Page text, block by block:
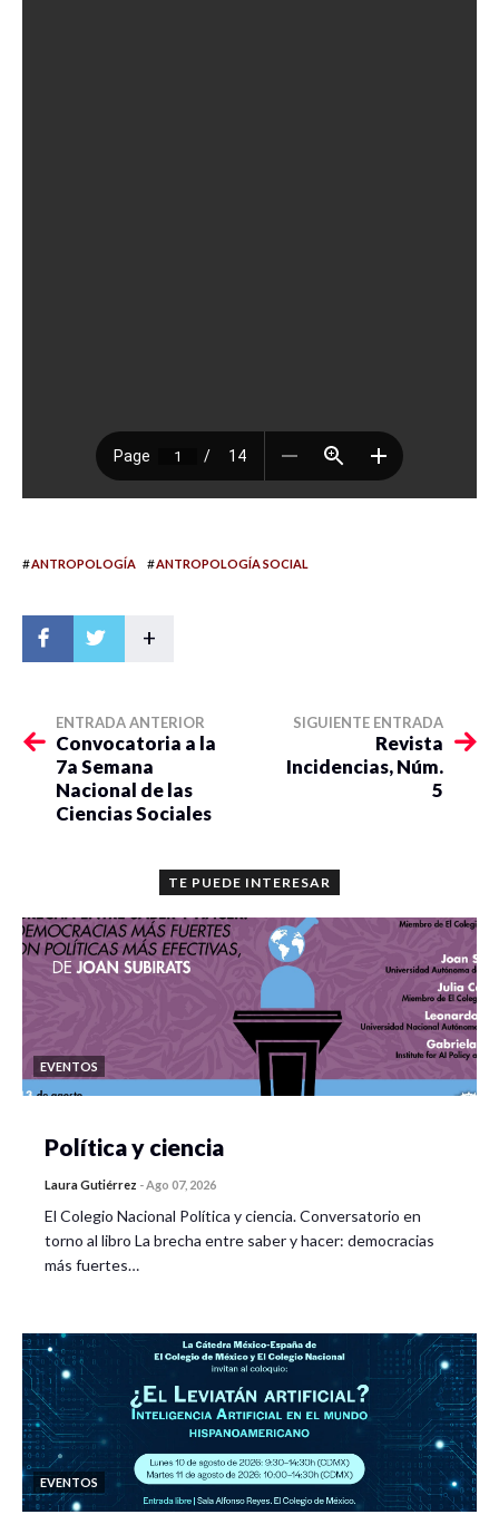
#ANTROPOLOGÍA #ANTROPOLOGÍA SOCIAL
+
ENTRADA ANTERIOR
Convocatoria a la
7a Semana
Nacional de las
Ciencias Sociales
SIGUIENTE ENTRADA
Revista
Incidencias, Núm.
5
TE PUEDE INTERESAR
EVENTOS
Política y ciencia
Laura Gutiérrez -Ago 07, 2026
El Colegio Nacional Política y ciencia. Conversatorio en
torno al libro La brecha entre saber y hacer: democracias
más fuertes…
EVENTOS